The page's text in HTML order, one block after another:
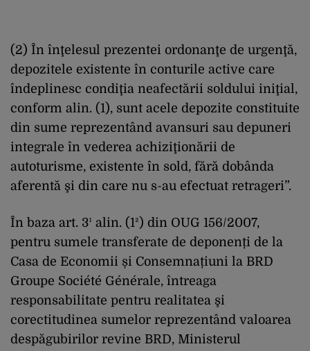
(2) În înţelesul prezentei ordonanţe de urgenţă,
depozitele existente în conturile active care
îndeplinesc condiţia neafectării soldului iniţial,
conform alin. (1), sunt acele depozite constituite
din sume reprezentând avansuri sau depuneri
integrale în vederea achiziţionării de
autoturisme, existente în sold, fără dobânda
aferentă şi din care nu s-au efectuat retrageri”.
În baza art. 3¹ alin. (1²) din OUG 156/2007,
pentru sumele transferate de deponenți de la
Casa de Economii și Consemnațiuni la BRD
Groupe Société Générale, întreaga
responsabilitate pentru realitatea şi
corectitudinea sumelor reprezentând valoarea
despăgubirilor revine BRD, Ministerul